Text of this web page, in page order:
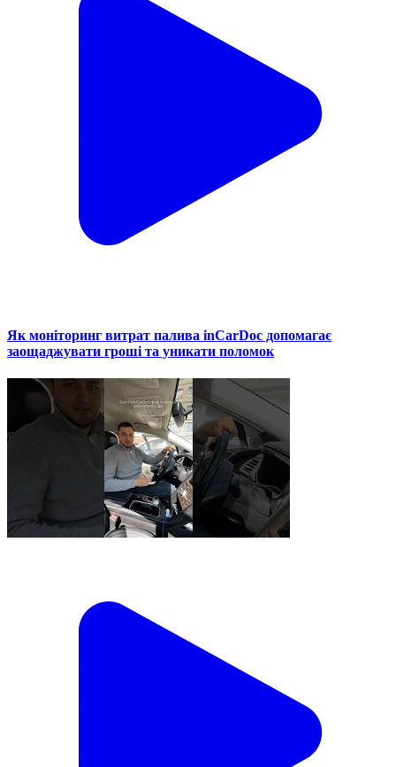
Як моніторинг витрат палива inCarDoc допомагає
заощаджувати гроші та уникати поломок